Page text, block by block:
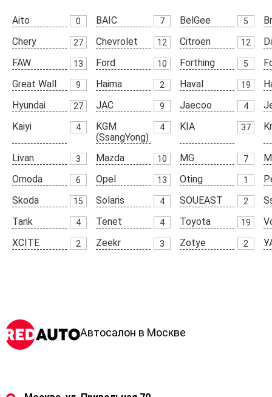
Aito 0 BAIC 7 BelGee 5
Chery
27 Chevrolet 12 Citroen 12
FAW
13 Ford 10 Forthing 5
Great Wall
9 Haima 2 Haval 19
Hyundai
27 JAC 9 Jaecoo 4
Kaiyi
4
KGM
(SsangYong)
4 KIA 37
Livan 3 Mazda 10 MG 7
Omoda
6 Opel 13 Oting 1
Skoda
15 Solaris 4 SOUEAST 2
Tank
4 Tenet 4 Toyota 19
XCITE
2 Zeekr 3 Zotye 2
Автосалон в Москве